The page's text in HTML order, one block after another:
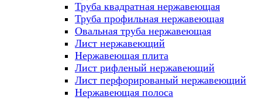
Труба квадратная нержавеющая
Труба профильная нержавеющая
Овальная труба нержавеющая
Лист нержавеющий
Нержавеющая плита
Лист рифленый нержавеющий
Лист перфорированый нержавеющий
Нержавеющая полоса